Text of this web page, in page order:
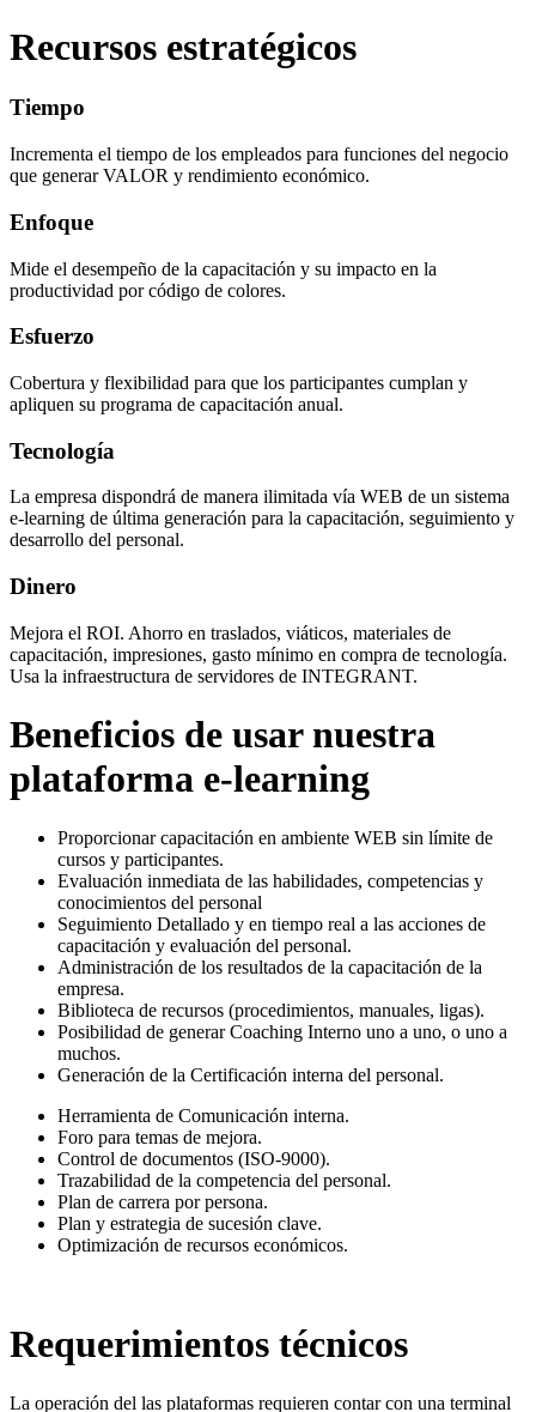
Recursos estratégicos
Tiempo
Incrementa el tiempo de los empleados para funciones del negocio
que generar VALOR y rendimiento económico.
Enfoque
Mide el desempeño de la capacitación y su impacto en la
productividad por código de colores.
Esfuerzo
Cobertura y flexibilidad para que los participantes cumplan y
apliquen su programa de capacitación anual.
Tecnología
La empresa dispondrá de manera ilimitada vía WEB de un sistema
e-learning de última generación para la capacitación, seguimiento y
desarrollo del personal.
Dinero
Mejora el ROI. Ahorro en traslados, viáticos, materiales de
capacitación, impresiones, gasto mínimo en compra de tecnología.
Usa la infraestructura de servidores de INTEGRANT.
Beneficios de usar nuestra
plataforma e-learning
Proporcionar capacitación en ambiente WEB sin límite de
cursos y participantes.
Evaluación inmediata de las habilidades, competencias y
conocimientos del personal
Seguimiento Detallado y en tiempo real a las acciones de
capacitación y evaluación del personal.
Administración de los resultados de la capacitación de la
empresa.
Biblioteca de recursos (procedimientos, manuales, ligas).
Posibilidad de generar Coaching Interno uno a uno, o uno a
muchos.
Generación de la Certificación interna del personal.
Herramienta de Comunicación interna.
Foro para temas de mejora.
Control de documentos (ISO-9000).
Trazabilidad de la competencia del personal.
Plan de carrera por persona.
Plan y estrategia de sucesión clave.
Optimización de recursos económicos.
Requerimientos técnicos
La operación del las plataformas requieren contar con una terminal